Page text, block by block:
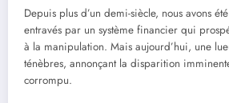
Depuis plus d’un demi-siècle, nous avons
entravés par un système financier qui
à la manipulation. Mais aujourd’hui, une
ténèbres, annonçant la disparition
corrompu.